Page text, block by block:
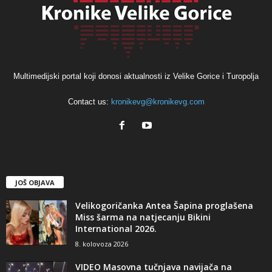
Multimedijski portal koji donosi aktualnosti iz Velike Gorice i Turopolja
Contact us: kronikevg@kronikevg.com
JOŠ OBJAVA
Velikogoričanka Antea Šapina proglašena
Miss šarma na natjecanju Bikini
International 2026.
8. kolovoza 2026
VIDEO Masovna tučnjava navijača na